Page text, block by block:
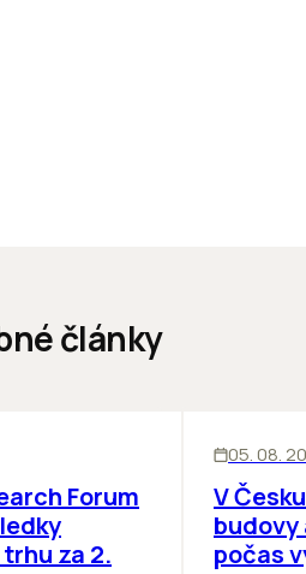
články
Forum
za 2.
05. 08.
V
počas